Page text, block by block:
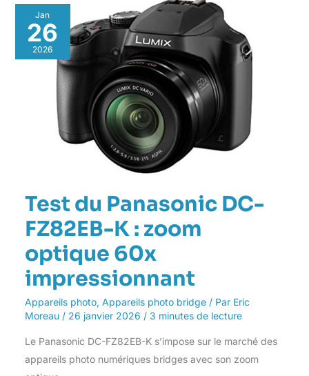
Jan
26
2026
Test du Panasonic DC-
FZ82EB-K : zoom
optique 60x
impressionnant
Appareils photo, Appareils photo bridge/ Par Eric
Moreau / 26 janvier 2026 / 3 minutes de lecture
Le Panasonic DC-FZ82EB-K s’impose sur le marché des
appareils photo numériques bridges avec son zoom
Test
du
Panasonic
DC-
FZ82EB-
zoom
optique
impressionnant